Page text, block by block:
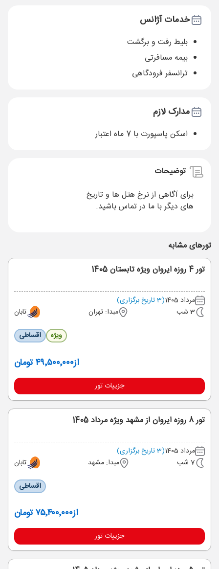
خدمات آژانس
بلیط رفت و برگشت
بیمه مسافرتی
ترانسفر فرودگاهی
مدارک لازم
اسکن پاسپورت با 7 ماه اعتبار
توضیحات
برای آگاهی از نرخ هتل ها و تاریخ
های دیگر با ما در تماس باشید.
تورهای مشابه
تور 4 روزه ایروان ویژه تابستان 1405
مرداد 1405
(3 تاریخ برگزاری)
3 شب
مبدا: تهران
تابان
ویژه
اقساطی
از۴۹٬۵۰۰٬۰۰۰ تومان
جزییات تور
تور 8 روزه ایروان از مشهد ویژه مرداد 1405
مرداد 1405
(3 تاریخ برگزاری)
7 شب
مبدا: مشهد
تابان
اقساطی
از۷۵٬۴۰۰٬۰۰۰ تومان
جزییات تور